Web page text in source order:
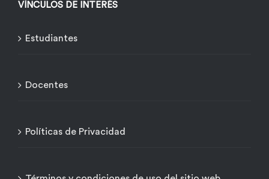
VÍNCULOS DE INTERÉS
Estudiantes
Docentes
Políticas de Privacidad